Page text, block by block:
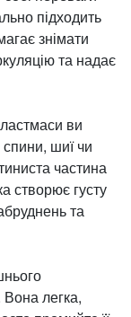
підходить
знімати
та надає
ви
спини, шиї чи
частина
створює густу
та
Вона легка,